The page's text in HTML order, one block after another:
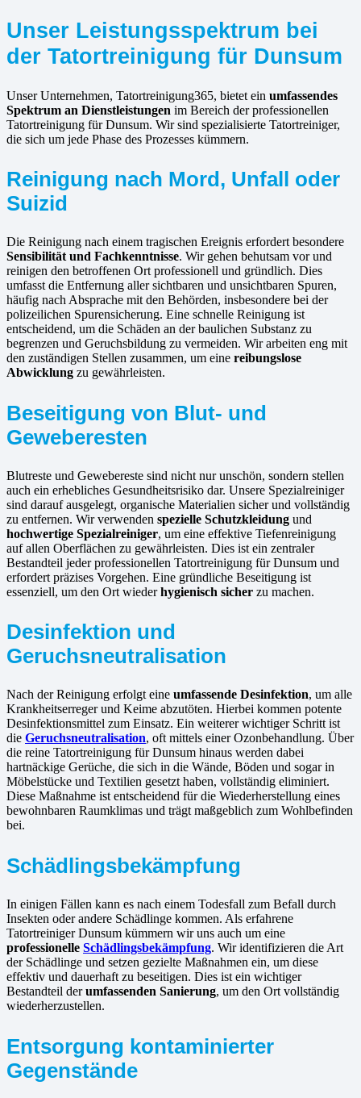
Unser Leistungsspektrum bei
der Tatortreinigung für Dunsum
Unser Unternehmen, Tatortreinigung365, bietet ein umfassendes
Spektrum an Dienstleistungen im Bereich der professionellen
Tatortreinigung für Dunsum. Wir sind spezialisierte Tatortreiniger,
die sich um jede Phase des Prozesses kümmern.
Reinigung nach Mord, Unfall oder
Suizid
Die Reinigung nach einem tragischen Ereignis erfordert besondere
Sensibilität und Fachkenntnisse. Wir gehen behutsam vor und
reinigen den betroffenen Ort professionell und gründlich. Dies
umfasst die Entfernung aller sichtbaren und unsichtbaren Spuren,
häufig nach Absprache mit den Behörden, insbesondere bei der
polizeilichen Spurensicherung. Eine schnelle Reinigung ist
entscheidend, um die Schäden an der baulichen Substanz zu
begrenzen und Geruchsbildung zu vermeiden. Wir arbeiten eng mit
den zuständigen Stellen zusammen, um eine reibungslose
Abwicklung zu gewährleisten.
Beseitigung von Blut- und
Geweberesten
Blutreste und Gewebereste sind nicht nur unschön, sondern stellen
auch ein erhebliches Gesundheitsrisiko dar. Unsere Spezialreiniger
sind darauf ausgelegt, organische Materialien sicher und vollständig
zu entfernen. Wir verwenden spezielle Schutzkleidung und
hochwertige Spezialreiniger, um eine effektive Tiefenreinigung
auf allen Oberflächen zu gewährleisten. Dies ist ein zentraler
Bestandteil jeder professionellen Tatortreinigung für Dunsum und
erfordert präzises Vorgehen. Eine gründliche Beseitigung ist
essenziell, um den Ort wiederhygienisch sicher zu machen.
Desinfektion und
Geruchsneutralisation
Nach der Reinigung erfolgt eine umfassende Desinfektion, um alle
Krankheitserreger und Keime abzutöten. Hierbei kommen potente
Desinfektionsmittel zum Einsatz. Ein weiterer wichtiger Schritt ist
die Geruchsneutralisation, oft mittels einer Ozonbehandlung. Über
die reine Tatortreinigung für Dunsum hinaus werden dabei
hartnäckige Gerüche, die sich in die Wände, Böden und sogar in
Möbelstücke und Textilien gesetzt haben, vollständig eliminiert.
Diese Maßnahme ist entscheidend für die Wiederherstellung eines
bewohnbaren Raumklimas und trägt maßgeblich zum Wohlbefinden
bei.
Schädlingsbekämpfung
In einigen Fällen kann es nach einem Todesfall zum Befall durch
Insekten oder andere Schädlinge kommen. Als erfahrene
Tatortreiniger Dunsum kümmern wir uns auch um eine
professionelle Schädlingsbekämpfung. Wir identifizieren die Art
der Schädlinge und setzen gezielte Maßnahmen ein, um diese
effektiv und dauerhaft zu beseitigen. Dies ist ein wichtiger
Bestandteil derumfassenden Sanierung, um den Ort vollständig
wiederherzustellen.
Entsorgung kontaminierter
Gegenstände